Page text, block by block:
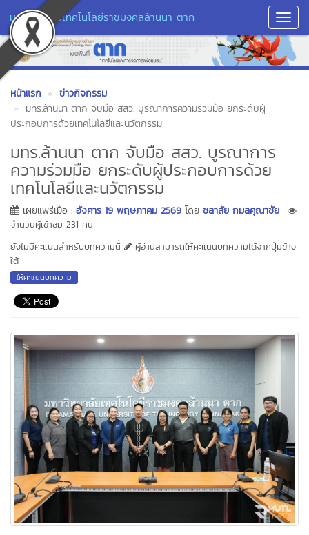
มหาวิทยาลัยเทคโนโลยีราชมงคลล้านนา ตาก
หน้าแรก
ข่าวกิจกรรม
มทร.ล้านนา ตาก จับมือ สสว. บูรณาการความร่วมมือ ยกระดับผู้
ประกอบการด้วยเทคโนโลยีและนวัตกรรม
มทร.ล้านนา ตาก จับมือ สสว. บูรณาการ
ความร่วมมือ ยกระดับผู้ประกอบการด้วย
เทคโนโลยีและนวัตกรรม
เผยแพร่เมื่อ : อังคาร 19 พฤษภาคม 2569 โดย ชลาลัย กมลคุณาชัย
จำนวนผู้เข้าชม 231 คน
ยังไม่มีคะแนนสำหรับบทความนี้
ผู้อ่านสามารถให้คะแนนบทความได้จากปุ่มข้าง
ใต้
ให้คะแนนบทความ